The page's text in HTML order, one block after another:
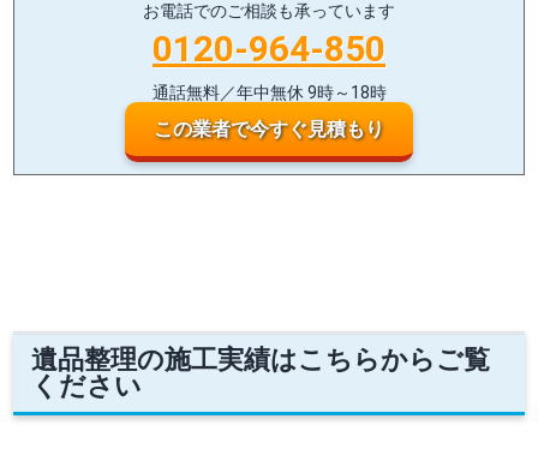
お電話でのご相談も承っています
0120-964-850
通話無料／年中無休 9時～18時
この業者で今すぐ見積もり
遺品整理の施工実績はこちらからご覧
ください